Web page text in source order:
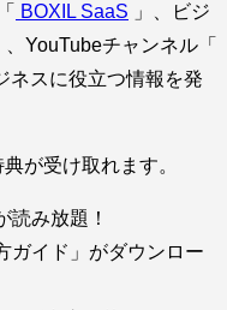
BOXIL SaaS 」、ビジ
、YouTubeチャンネル「
ネスに役立つ情報を発
が受け取れます。
読み放題！
ガイド」がダウンロー